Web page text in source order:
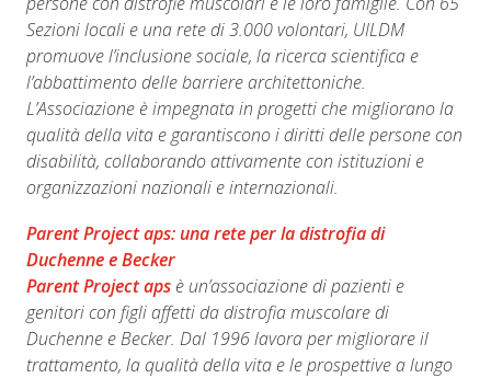
Sezioni locali e una rete di 3.000 volontari, UILDM
promuove l’inclusione sociale, la ricerca scientifica e
l’abbattimento delle barriere architettoniche.
L’Associazione è impegnata in progetti che migliorano la
qualità della vita e garantiscono i diritti delle persone con
disabilità, collaborando attivamente con istituzioni e
organizzazioni nazionali e internazionali.
Parent Project aps: una rete per la distrofia di
Duchenne e Becker
Parent Project aps è un’associazione di pazienti e
genitori con figli affetti da distrofia muscolare di
Duchenne e Becker. Dal 1996 lavora per migliorare il
trattamento, la qualità della vita e le prospettive a lungo